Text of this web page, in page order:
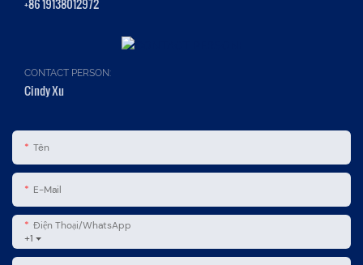
+86 19138012972
CONTACT PERSON:
Cindy Xu
Tên
E-Mail
+1
Điện Thoại/WhatsApp